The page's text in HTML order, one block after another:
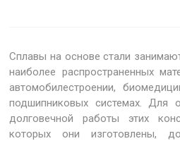
Сплавы на основе стали
наиболее распространенных
автомобилестроении,
подшипниковых системах. Для
долговечной работы этих
которых они изготовлены,